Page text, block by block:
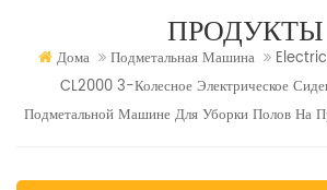
ПРОДУКТЫ
Дома Подметальная Машина
CL2000 3-Колесное Электрическое
Подметальной Машине Для Уборки Полов На